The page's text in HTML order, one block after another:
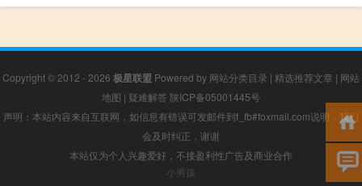
Copyright © 2012 - 2026 极星联盟 Powered by 网站分类目录 | 精选推荐文章 | 网站
地图 | 疑难解答 陕ICP备05001445号
声明：本站内容来自互联网，如信息有错误可发邮件到f_fb#foxmail.com说明，我们
会及时纠正，谢谢
本站仅为个人兴趣爱好，不接盈利性广告及商业合作
小男孩